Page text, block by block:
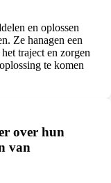
en oplossen
Ze hanagen een
traject en zorgen
te komen
over hun
van